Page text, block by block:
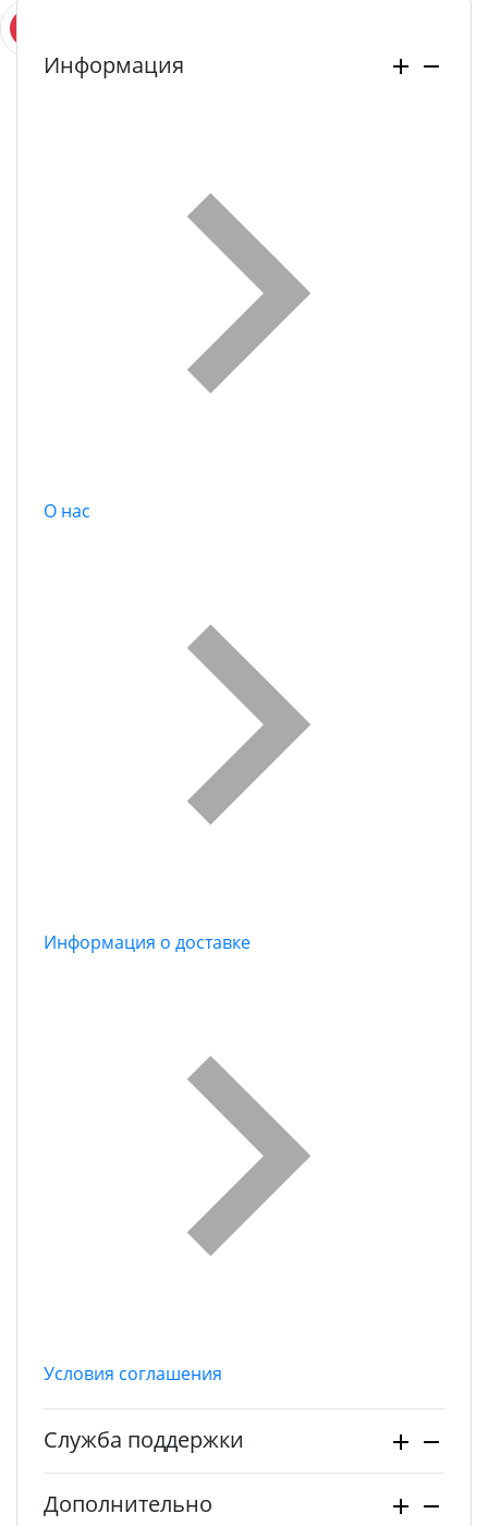
Информация
О нас
Информация о доставке
Условия соглашения
Служба поддержки
Дополнительно